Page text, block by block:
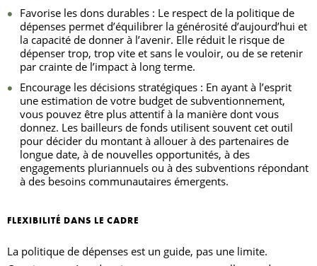
Favorise les dons durables : Le respect de la politique de
dépenses permet d’équilibrer la générosité d’aujourd’hui et
la capacité de donner à l’avenir. Elle réduit le risque de
dépenser trop, trop vite et sans le vouloir, ou de se retenir
par crainte de l’impact à long terme.
Encourage les décisions stratégiques : En ayant à l’esprit
une estimation de votre budget de subventionnement,
vous pouvez être plus attentif à la manière dont vous
donnez. Les bailleurs de fonds utilisent souvent cet outil
pour décider du montant à allouer à des partenaires de
longue date, à de nouvelles opportunités, à des
engagements pluriannuels ou à des subventions répondant
à des besoins communautaires émergents.
FLEXIBILITÉ DANS LE CADRE
La politique de dépenses est un guide, pas une limite.